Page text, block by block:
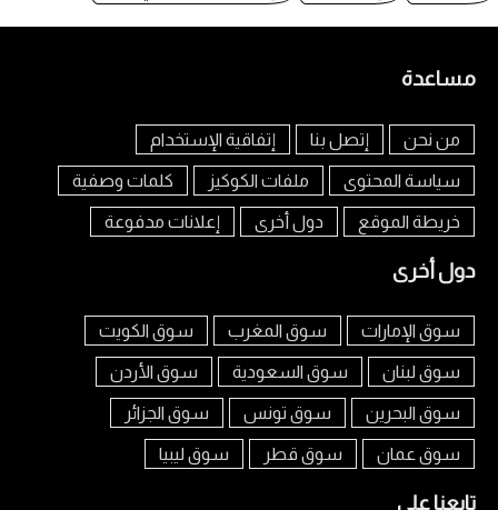
مساعدة
من نحن إتصل بنا إتفاقية الإستخدام
سياسة المحتوى ملفات الكوكيز كلمات وصفية
خريطة الموقع دول أخرى إعلانات مدفوعة
دول أخرى
سوق الإمارات سوق المغرب سوق الكويت
سوق لبنان سوق السعودية سوق الأردن
سوق البحرين سوق تونس سوق الجزائر
سوق عمان سوق قطر سوق ليبيا
تابعنا على